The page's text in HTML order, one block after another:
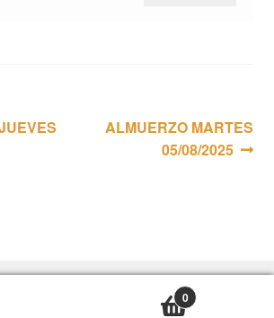
Siguiente:
ALMUERZO MARTES
05/08/2025
0